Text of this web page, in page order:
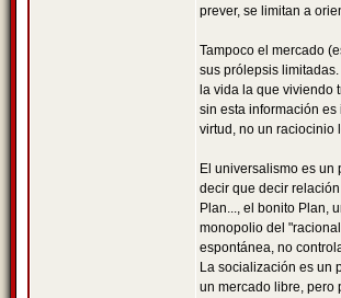
prever, se limitan a
Tampoco el mercado
sus prólepsis
la vida la que viviendo
sin esta información
virtud, no un raciocinio
El universalismo es
decir que decir
Plan..., el bonito Plan,
monopolio del
espontánea, no
La socialización es un
un mercado libre, pero